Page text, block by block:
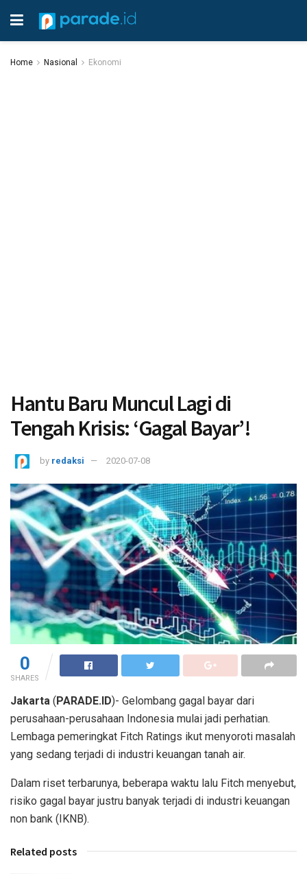
Home Nasional Ekonomi
Hantu Baru Muncul Lagi di
Tengah Krisis: ‘Gagal Bayar’!
by redaksi 2020-07-08
0
SHARES
Jakarta ( PARADE.ID)- Gelombang gagal bayar dari
perusahaan-perusahaan Indonesia mulai jadi perhatian.
Lembaga pemeringkat Fitch Ratings ikut menyoroti masalah
yang sedang terjadi di industri keuangan tanah air.
Dalam riset terbarunya, beberapa waktu lalu Fitch menyebut,
risiko gagal bayar justru banyak terjadi di industri keuangan
non bank (IKNB).
Related posts